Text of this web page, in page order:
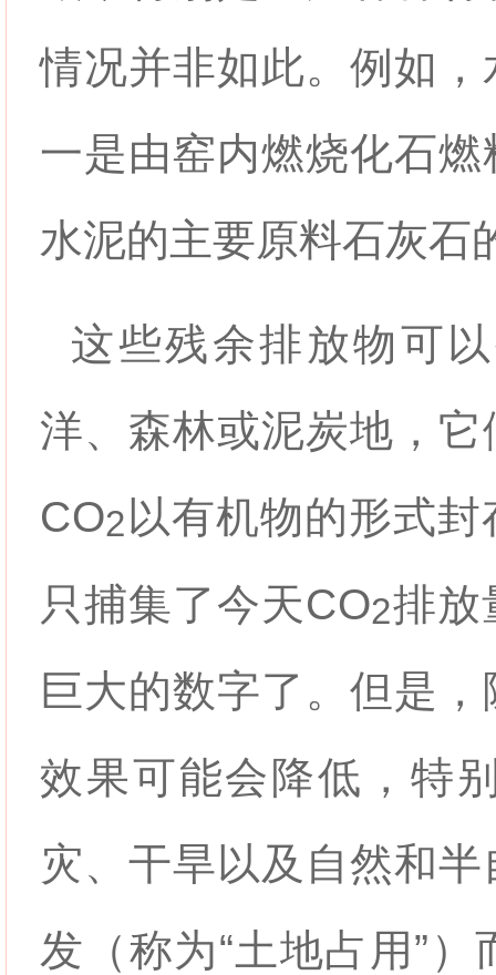
情况并非如此。例如
一是由窑内燃烧化石
水泥的主要原料石灰石
这些残余排放物可
洋、森林或泥炭地，
CO2 以有机物的形式
只捕集了今天CO2排放
巨大的数字了。但是
效果可能会降低，特
灾、干旱以及自然和
发（称为“土地占用”